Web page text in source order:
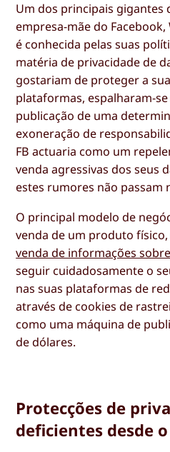
Um dos principais gigantes
empresa-mãe do
é conhecida pelas suas
matéria de privacidade de
gostariam de proteger a
plataformas, espalharam-
publicação de uma
exoneração de
FB actuaria como um
venda agressivas dos seus
estes rumores não passam
O principal modelo de
venda de um produto
venda de informações
seguir cuidadosamente o
nas suas plataformas de
através de cookies de
como uma máquina de
de dólares.
Protecções de
deficientes desde